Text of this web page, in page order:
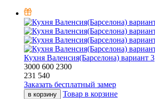
Кухня Валенсия(Барселона) вариант 3
3000 600 2300
231 540
Заказать бесплатный замер
в корзину Товар в корзине